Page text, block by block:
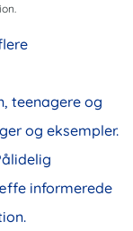
teenagere og
og eksempler.
informerede